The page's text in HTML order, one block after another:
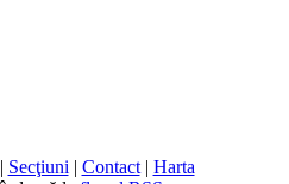
| Secţiuni | Contact| Harta